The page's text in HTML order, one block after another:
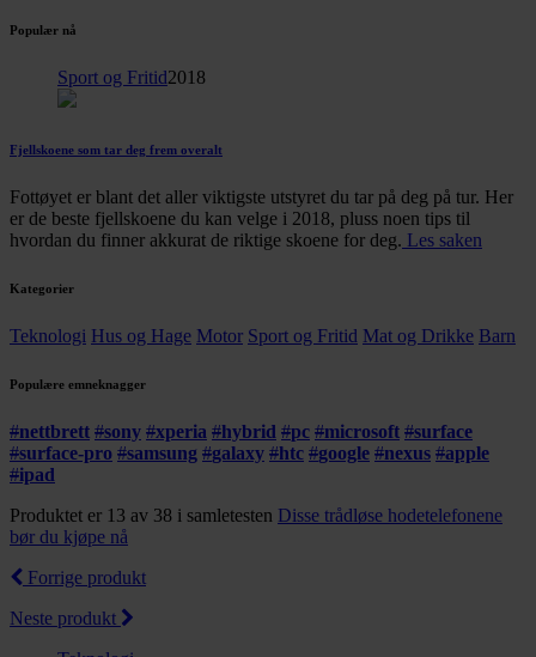
Populær nå
Sport og Fritid2018
Fjellskoene som tar deg frem overalt
Fottøyet er blant det aller viktigste utstyret du tar på deg på tur. Her
er de beste fjellskoene du kan velge i 2018, pluss noen tips til
hvordan du finner akkurat de riktige skoene for deg. Les saken
Kategorier
Teknologi Hus og Hage Motor Sport og Fritid Mat og Drikke Barn
Populære emneknagger
#nettbrett #sony #xperia #hybrid #pc #microsoft #surface
#surface-pro #samsung #galaxy #htc #google #nexus #apple
#ipad
Produktet er 13 av 38 i samletesten Disse trådløse hodetelefonene
bør du kjøpe nå
Forrige produkt
Neste produkt